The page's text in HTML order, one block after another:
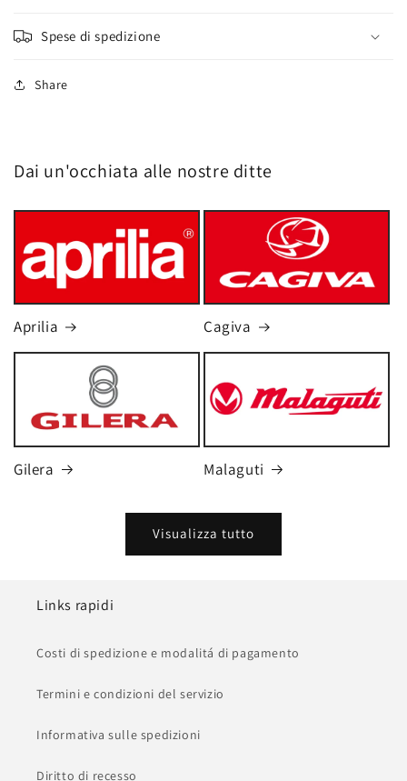
Spese di spedizione
Share
Dai un'occhiata alle nostre ditte
Aprilia Cagiva
Gilera Malaguti
Visualizza tutto
Links rapidi
Costi di spedizione e modalitá di pagamento
Termini e condizioni del servizio
Informativa sulle spedizioni
Diritto di recesso